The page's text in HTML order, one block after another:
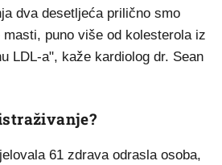
dva desetljeća prilično smo
puno više od kolesterola iz
LDL-a", kaže kardiolog dr. Sean
61 zdrava odrasla osoba,